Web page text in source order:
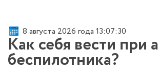
8 августа 2026 года 13:07:30
Как себя вести при
беспилотника?